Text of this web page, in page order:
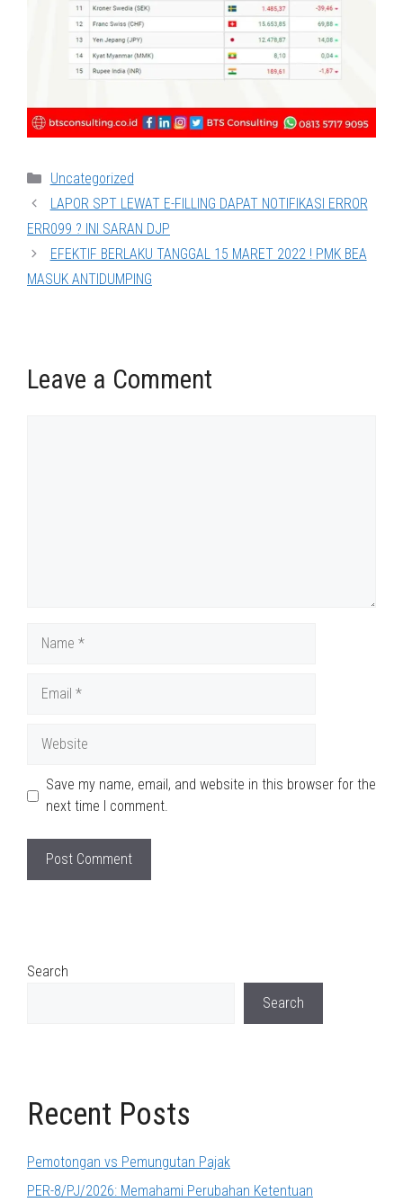
Categories
Uncategorized
LAPOR SPT LEWAT E-FILLING DAPAT NOTIFIKASI ERROR
ERR099 ? INI SARAN DJP
EFEKTIF BERLAKU TANGGAL 15 MARET 2022 ! PMK BEA
MASUK ANTIDUMPING
Leave a Comment
Save my name, email, and website in this browser for the
next time I comment.
Search
Search
Recent Posts
Pemotongan vs Pemungutan Pajak
PER-8/PJ/2026: Memahami Perubahan Ketentuan